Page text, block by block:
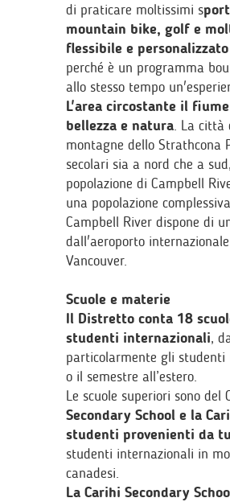
di praticare moltissimi s
mountain bike, golf e
flessibile e personalizzato
perché è un programma
allo stesso tempo
L'area circostante il
bellezza e natura. La città
montagne dello Strathcona
secolari sia a nord che a
popolazione di Campbell
una popolazione
Campbell River dispone di
dall'aeroporto
Vancouver.
Scuole e materie
Il Distretto conta 18
studenti internazionali,
particolarmente gli studenti
o il semestre all’estero.
Le scuole superiori sono del
Secondary School e la
studenti provenienti da
studenti internazionali in
canadesi.
La Carihi Secondary Schoo